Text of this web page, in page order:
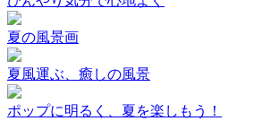
夏の風景画
夏風運ぶ、癒しの風景
ポップに明るく、夏を楽しもう！